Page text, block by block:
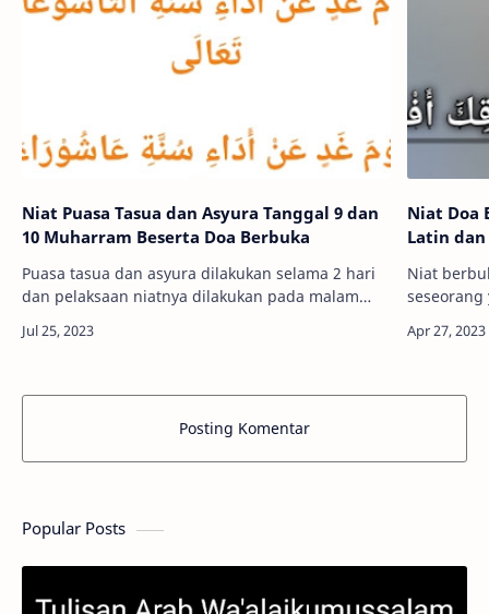
Niat Puasa Tasua dan Asyura Tanggal 9 dan
10 Muharram Beserta Doa Berbuka
Puasa tasua dan asyura dilakukan selama 2 hari
dan pelaksaan niatnya dilakukan pada malam
muharram merupakan puasa yang paling utam…
Niat Doa
Latin
Niat
setelah
Posting Komentar
Popular Posts